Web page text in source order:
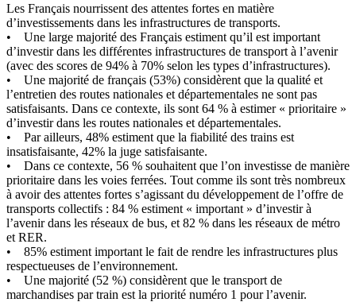
Les Français nourrissent des attentes fortes en matière
d’investissements dans les infrastructures de transports.
• Une large majorité des Français estiment qu’il est important
d’investir dans les différentes infrastructures de transport à l’avenir
(avec des scores de 94% à 70% selon les types d’infrastructures).
• Une majorité de français (53%) considèrent que la qualité et
l’entretien des routes nationales et départementales ne sont pas
satisfaisants. Dans ce contexte, ils sont 64 % à estimer « prioritaire »
d’investir dans les routes nationales et départementales.
• Par ailleurs, 48% estiment que la fiabilité des trains est
insatisfaisante, 42% la juge satisfaisante.
• Dans ce contexte, 56 % souhaitent que l’on investisse de manière
prioritaire dans les voies ferrées. Tout comme ils sont très nombreux
à avoir des attentes fortes s’agissant du développement de l’offre de
transports collectifs : 84 % estiment « important » d’investir à
l’avenir dans les réseaux de bus, et 82 % dans les réseaux de métro
et RER.
• 85% estiment important le fait de rendre les infrastructures plus
respectueuses de l’environnement.
• Une majorité (52 %) considèrent que le transport de
marchandises par train est la priorité numéro 1 pour l’avenir.